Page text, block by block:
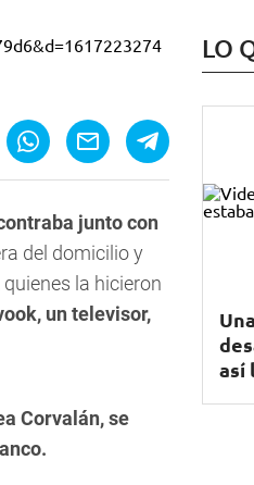
junto con
del domicilio y
la hicieron
un televisor,
Corvalán, se
LO
así